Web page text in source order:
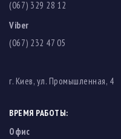
(067) 329 28 12
Viber
(067) 232 47 05
г. Киев, ул. Промышленная, 4
ВРЕМЯ РАБОТЫ:
Офис